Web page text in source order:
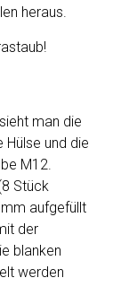
heraus.
man die
und die
M12.
Stück
aufgefüllt
der
blanken
werden